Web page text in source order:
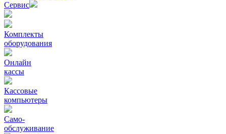
Сервис
Комплекты
оборудования
Онлайн
кассы
Кассовые
компьютеры
Само-
обслуживание